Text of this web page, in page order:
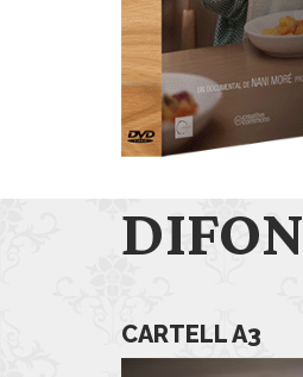
DIFON
CARTELL A3